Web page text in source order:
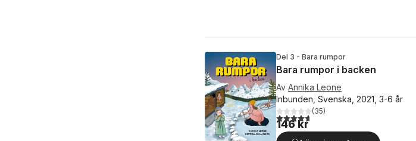
Del 3 - Bara rumpor
Bara rumpor i backen
Av Annika Leone
Inbunden, Svenska, 2021, 3-6 år
4,7utav 5 stjärnor. Totalt antal röster:
(35)
146 kr